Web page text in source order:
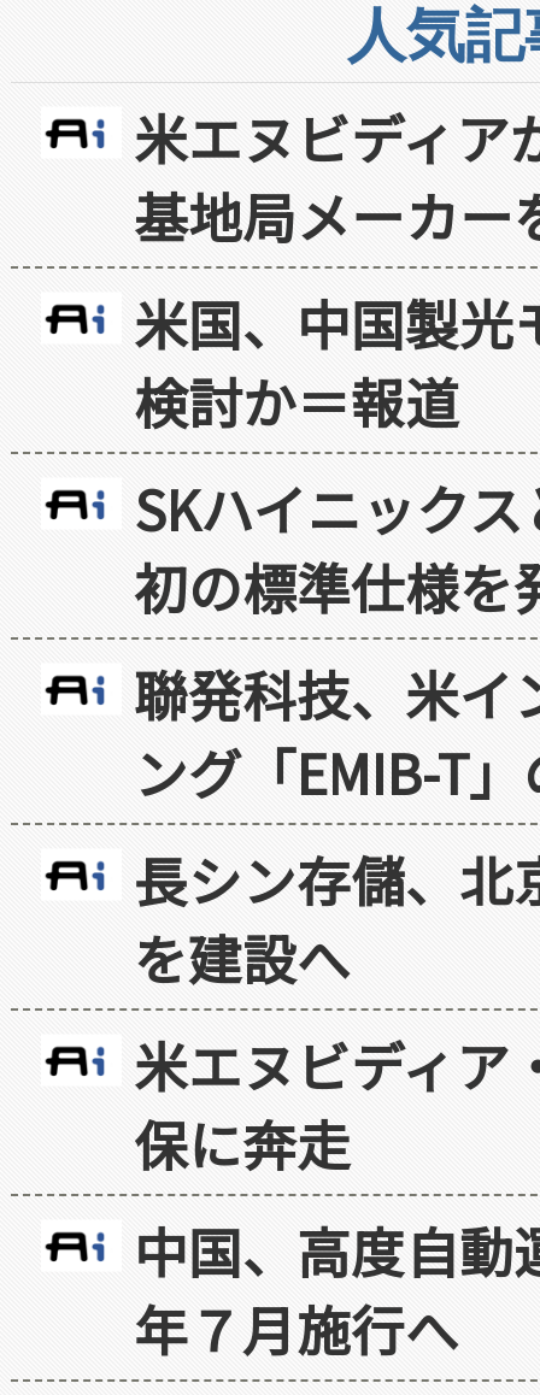
人気
米エヌビディア
基地局メーカー
米国、中国製光
検討か＝報道
SKハイニック
初の標準仕様を
聯発科技、米イ
ング「EMIB-T
長シン存儲、北
を建設へ
米エヌビディア
保に奔走
中国、高度自
年７月施行へ